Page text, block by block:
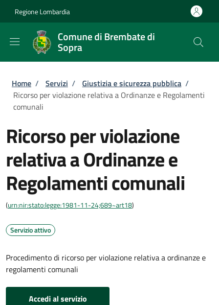
Regione Lombardia
Comune di Brembate di
Sopra
Briciole di pane
Home / Servizi / Giustizia e sicurezza pubblica /
Ricorso per violazione relativa a Ordinanze e Regolamenti
comunali
Ricorso per violazione
relativa a Ordinanze e
Regolamenti comunali
(urn:nir:stato:legge:1981-11-24;689~art18)
Servizio attivo
Procedimento di ricorso per violazione relativa a ordinanze e
regolamenti comunali
Accedi al servizio